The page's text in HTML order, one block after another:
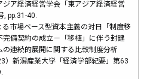
ジア経済経営学会「東アジア経済経営
, pp.31-40.
る市場ベース型資本主義の対日「制度移
完備契約の成立－「移植」に伴う封建
の連続的展開に関する比較制度分析
）新潟産業大学「経済学部紀要」第63